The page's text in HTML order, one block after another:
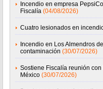
Incendio en empresa
Fiscalía (04/08/2026)
Cuatro lesionados en
Incendio en Los Almendros
contaminación (30/07/2026)
Sostiene Fiscalía reunión
México (30/07/2026)